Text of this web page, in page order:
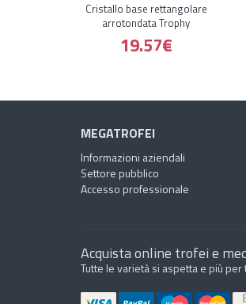
Cristallo base rettangolare
arrotondata Trophy
19.57€
MEGATROFEI
Informazioni aziendali
Settore pubblico
Accesso professionale
Acquista online trofei e
Tutte le varietà si aspetta e più